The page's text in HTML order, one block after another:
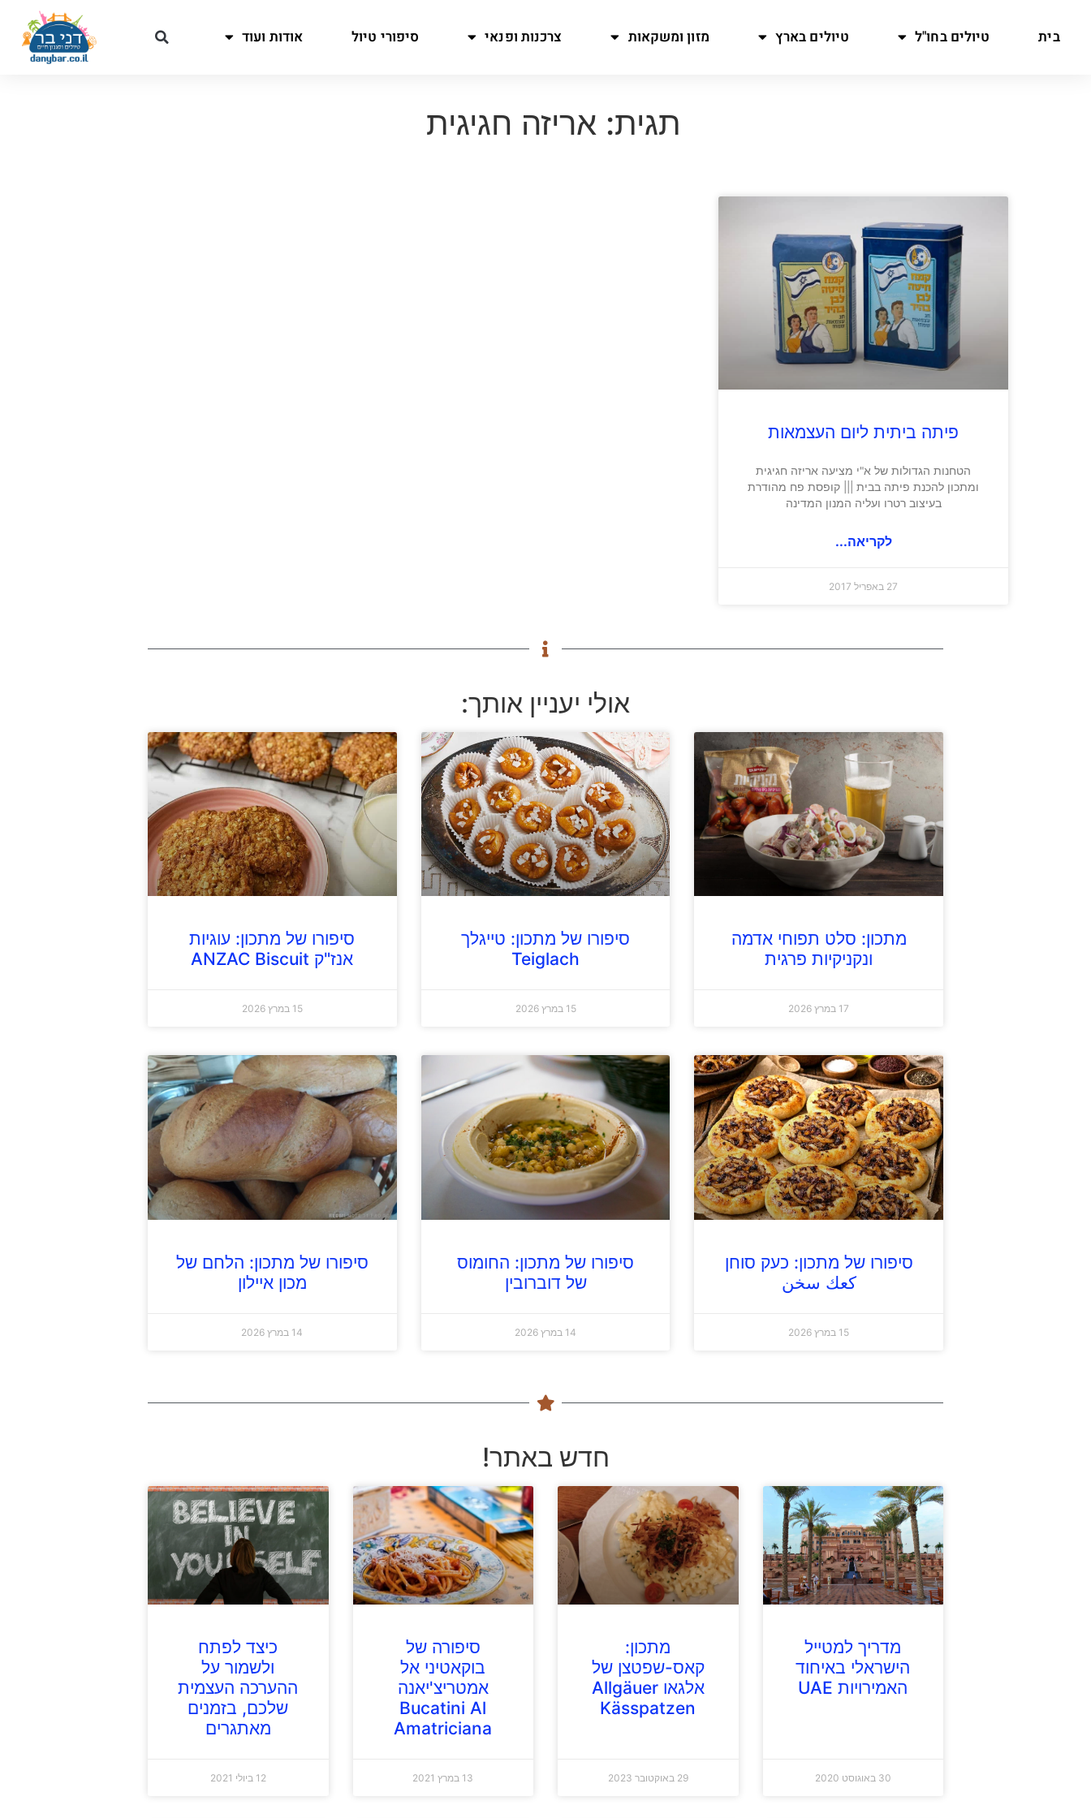
בית טיולים בחו"ל טיולים בארץ מזון ומשקאות צרכנות ופנאי סיפורי טיול אודות ועוד
תגית: אריזה חגיגית
פיתה ביתית ליום העצמאות
הטחנות הגדולות של א"י מציעה אריזה חגיגית
ומתכון להכנת פיתה בבית ||| קופסת פח מהודרת
בעיצוב רטרו ועליה המנון המדינה
לקריאה...
27 באפריל 2017
אולי יעניין אותך:
מתכון: סלט תפוחי אדמה
ונקניקיות פרגית
17 במרץ 2026
סיפורו של מתכון: טייגלך
Teiglach
15 במרץ 2026
סיפורו של מתכון: עוגיות
אנז"ק ANZAC Biscuit
15 במרץ 2026
סיפורו של מתכון: כעק סוחן
كعك سخن
15 במרץ 2026
סיפורו של מתכון: החומוס
של דוברובין
14 במרץ 2026
סיפורו של מתכון: הלחם של
מכון איילון
14 במרץ 2026
חדש באתר!
מדריך למטייל
הישראלי באיחוד
האמירויות UAE
30 באוגוסט 2020
מתכון:
קאס-שפטצן של
אלגאו Allgäuer
Kässpatzen
29 באוקטובר 2023
סיפורה של
בוקאטיני אל
אמטריצ'יאנה
Bucatini Al
Amatriciana
13 במרץ 2021
כיצד לפתח
ולשמור על
ההערכה העצמית
שלכם, בזמנים
מאתגרים
12 ביולי 2021